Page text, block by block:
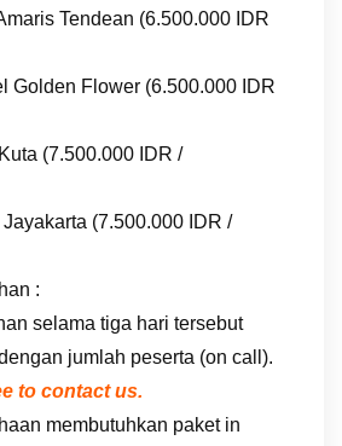
Tendean (6.500.000 IDR
Golden Flower (6.500.000 IDR
(7.500.000 IDR /
Jayakarta (7.500.000 IDR /
:
selama tiga hari tersebut
jumlah peserta (on call).
to contact us.
membutuhkan paket in